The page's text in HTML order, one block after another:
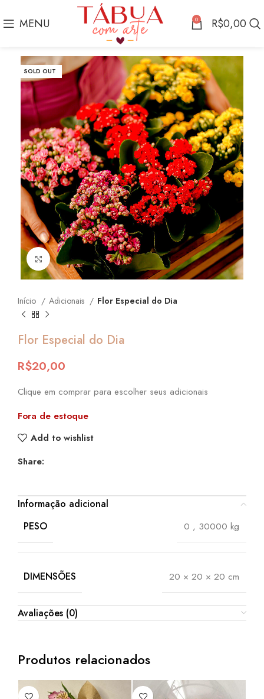
MENU 0 R$0,00
SOLD OUT
Click to enlarge
Início Adicionais Flor Especial do Dia
Flor Especial do Dia
R$20,00
Clique em comprar para escolher seus adicionais
Fora de estoque
Add to wishlist
Share:
Informação adicional
PESO
0 , 30000 kg
DIMENSÕES 20 × 20 × 20 cm
Avaliações (0)
Produtos relacionados